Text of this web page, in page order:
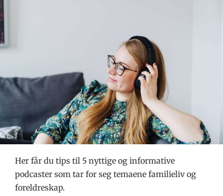
Her får du tips til 5 nyttige og informative
podcaster som tar for seg temaene familieliv og
foreldreskap.